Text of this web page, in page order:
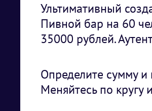
Ультимативный
Пивной бар на 60
35000 рублей.
Определите сумму и
Меняйтесь по